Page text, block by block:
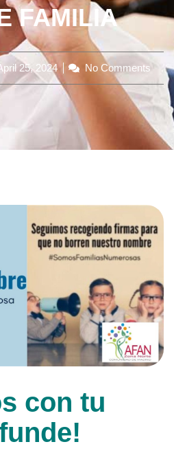
FAMILIA
25, 2024 No Comments
con tu